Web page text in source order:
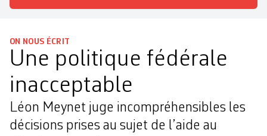
ON NOUS ÉCRIT
Une politique fédérale
inacceptable
Léon Meynet juge incompréhensibles les
décisions prises au sujet de l’aide au